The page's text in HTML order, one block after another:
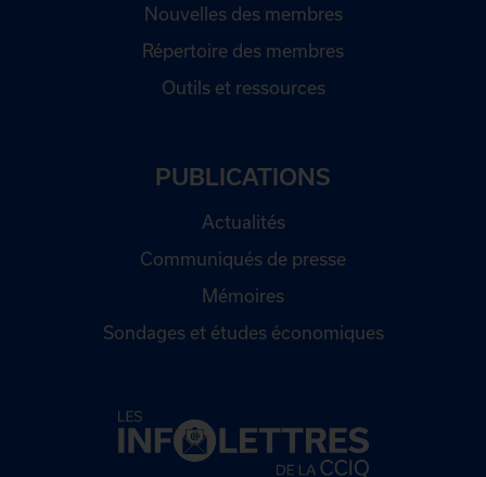
Nouvelles des membres
Répertoire des membres
Outils et ressources
PUBLICATIONS
Actualités
Communiqués de presse
Mémoires
Sondages et études économiques